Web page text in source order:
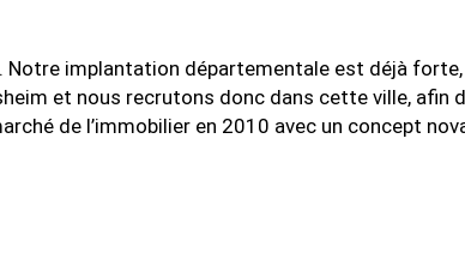
implantation départementale est déjà
et nous recrutons donc dans cette ville,
de l’immobilier en 2010 avec un concept